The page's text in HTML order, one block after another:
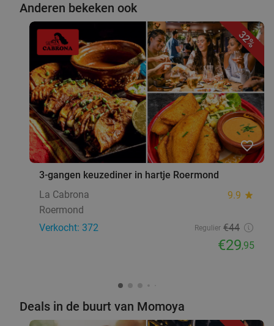
Anderen bekeken ook
32%
favorite_border
3-gangen keuzediner in hartje Roermond
La Cabrona
9.9 star
Roermond
Verkocht: 372
Regulier €44
€29,95
Deals in de buurt van Momoya